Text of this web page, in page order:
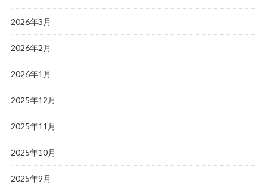
2026年3月
2026年2月
2026年1月
2025年12月
2025年11月
2025年10月
2025年9月